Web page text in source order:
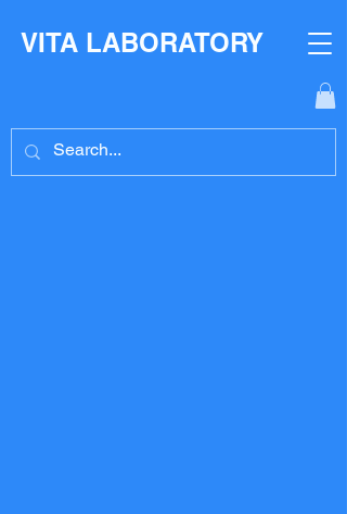
​VITA LABORATORY